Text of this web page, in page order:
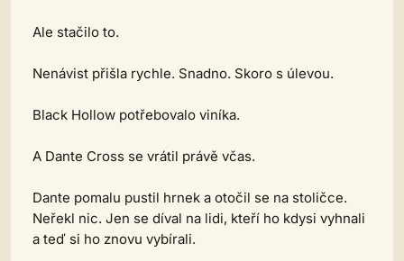
Ale stačilo to.
Nenávist přišla rychle. Snadno. Skoro s úlevou.
Black Hollow potřebovalo viníka.
A Dante Cross se vrátil právě včas.
Dante pomalu pustil hrnek a otočil se na stoličce.
Neřekl nic. Jen se díval na lidi, kteří ho kdysi vyhnali
a teď si ho znovu vybírali.